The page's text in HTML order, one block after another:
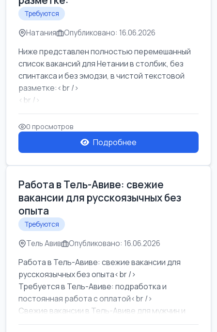
Требуются
Натания Опубликовано: 16.06.2026
Ниже представлен полностью перемешанный
список вакансий для Нетании в столбик, без
спинтакса и без эмодзи, в чистой текстовой
разметке:<br />
<br />
Работа в Нетании на мебельном производстве:
требу...
0 просмотров
Подробнее
Работа в Тель-Авиве: свежие
вакансии для русскоязычных без
опыта
Требуются
Тель Авив Опубликовано: 16.06.2026
Работа в Тель-Авиве: свежие вакансии для
русскоязычных без опыта<br />
Требуется в Тель-Авиве: подработка и
постоянная работа с оплатой<br />
Свежие вакансии в Тель-Авиве для мужчин и
женщин от хозя...